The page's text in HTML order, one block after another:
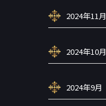
2024年11月
2024年10月
2024年9月